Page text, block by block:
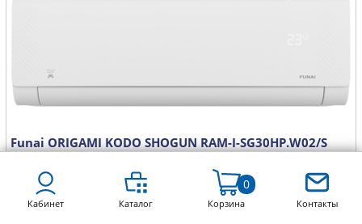
Funai ORIGAMI KODO SHOGUN RAM-I-SG30HP.W02/S
Страна
Япония
Кабинет Каталог Корзина
0
Контакты